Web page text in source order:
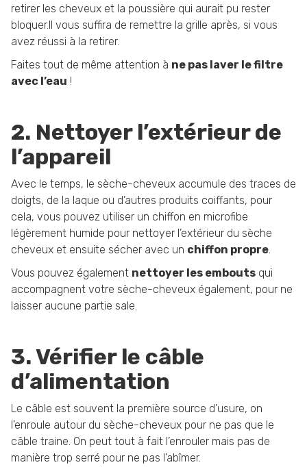
retirer les cheveux et la poussière qui aurait pu rester
bloquer.Il vous suffira de remettre la grille après, si vous
avez réussi à la retirer.
Faites tout de même attention à ne pas laver le filtre
avec l’eau !
2. Nettoyer l’extérieur de
l’appareil
Avec le temps, le sèche-cheveux accumule des traces de
doigts, de la laque ou d’autres produits coiffants, pour
cela, vous pouvez utiliser un chiffon en microfibe
légèrement humide pour nettoyer l’extérieur du sèche
cheveux et ensuite sécher avec un chiffon propre.
Vous pouvez également nettoyer les embouts qui
accompagnent votre sèche-cheveux également, pour ne
laisser aucune partie sale.
3. Vérifier le câble
d’alimentation
Le câble est souvent la première source d’usure, on
l’enroule autour du sèche-cheveux pour ne pas que le
câble traine. On peut tout à fait l’enrouler mais pas de
manière trop serré pour ne pas l’abîmer.